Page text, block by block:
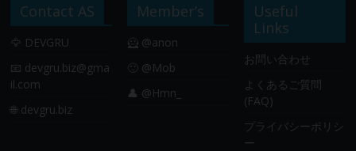
Contact AS
🦅 DEVGRU
📧 devgru.biz@gma
il.com
🌐 devgru.biz
Member’s
🦸 @anon
🙂 @Mob
👤 @Hmn_
Useful
Links
お問い合わせ
よくあるご質問
(FAQ)
プライバシーポリシ
ー